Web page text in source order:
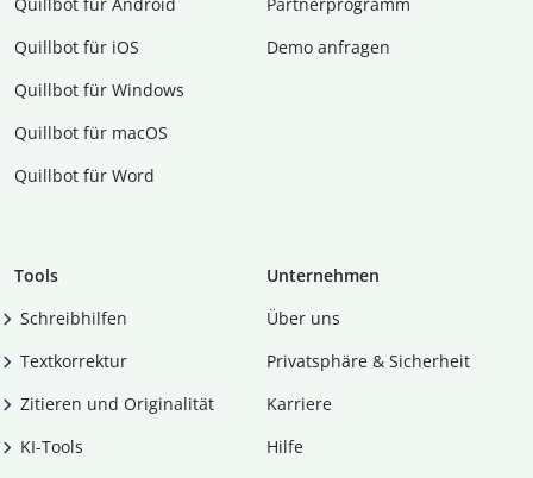
Quillbot für iOS
Quillbot für Windows
Quillbot für macOS
Quillbot für Word
Demo anfragen
Tools
Schreibhilfen
Textkorrektur
Zitieren und Originalität
KI-Tools
Unternehmen
Über uns
Privatsphäre & Sicherheit
Karriere
Hilfe